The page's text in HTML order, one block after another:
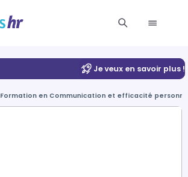
Je veux en savoir plus !
Formation en Communication et efficacité